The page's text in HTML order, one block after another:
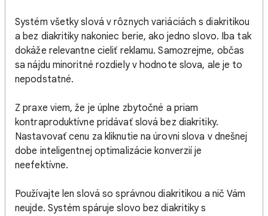
Systém všetky slová v rôznych variáciách s diakritikou
a bez diakritiky nakoniec berie, ako jedno slovo. Iba tak
dokáže relevantne cieliť reklamu. Samozrejme, občas
sa nájdu minoritné rozdiely v hodnote slova, ale je to
nepodstatné.
Z praxe viem, že je úplne zbytočné a priam
kontraproduktívne pridávať slová bez diakritiky.
Nastavovať cenu za kliknutie na úrovni slova v dnešnej
dobe inteligentnej optimalizácie konverzií je
neefektívne.
Používajte len slová so správnou diakritikou a nič Vám
neujde. Systém spáruje slovo bez diakritiky s